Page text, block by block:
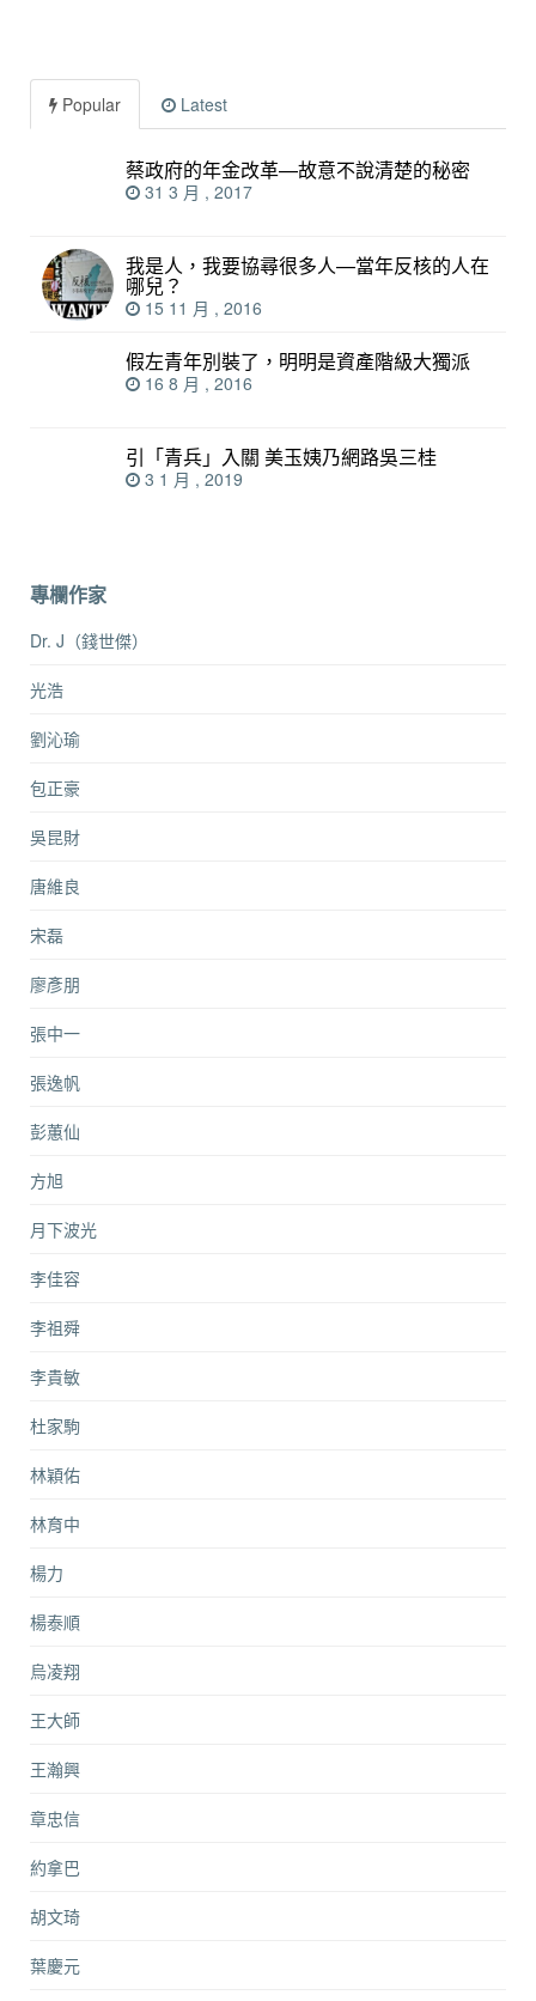
Popular Latest
蔡政府的年金改革—故意不說清楚的秘密
31 3 月 , 2017
我是人，我要協尋很多人—當年反核的人在
哪兒？
15 11 月 , 2016
假左青年別裝了，明明是資產階級大獨派
16 8 月 , 2016
引「青兵」入關 美玉姨乃網路吳三桂
3 1 月 , 2019
專欄作家
Dr. J（錢世傑）
光浩
劉沁瑜
包正豪
吳昆財
唐維良
宋磊
廖彥朋
張中一
張逸帆
彭蕙仙
方旭
月下波光
李佳容
李祖舜
李貴敏
杜家駒
林穎佑
林育中
楊力
楊泰順
烏凌翔
王大師
王瀚興
章忠信
約拿巴
胡文琦
葉慶元